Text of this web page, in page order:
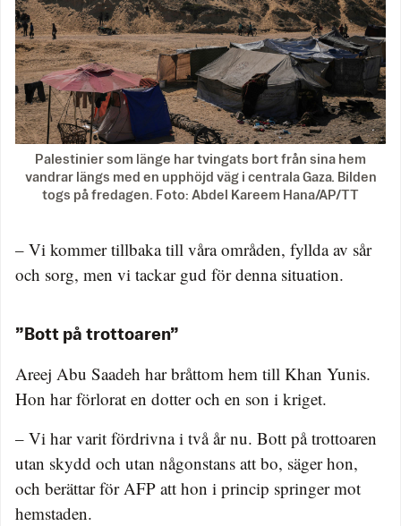
Palestinier som länge har tvingats bort från sina hem
vandrar längs med en upphöjd väg i centrala Gaza. Bilden
togs på fredagen. Foto: Abdel Kareem Hana/AP/TT
– Vi kommer tillbaka till våra områden, fyllda av sår
och sorg, men vi tackar gud för denna situation.
”Bott på trottoaren”
Areej Abu Saadeh har bråttom hem till Khan Yunis.
Hon har förlorat en dotter och en son i kriget.
– Vi har varit fördrivna i två år nu. Bott på trottoaren
utan skydd och utan någonstans att bo, säger hon,
och berättar för AFP att hon i princip springer mot
hemstaden.